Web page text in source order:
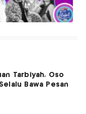
Tarbiyah, Oso
Bawa Pesan